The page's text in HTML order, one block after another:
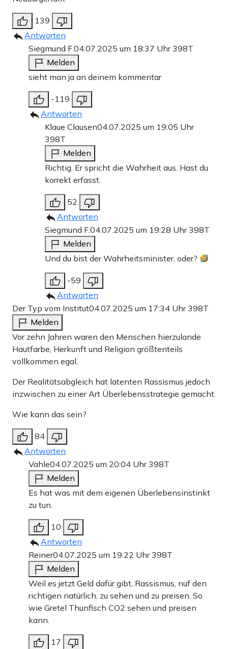
139
Antworten
Siegmund F.04.07.2025 um 18:37 Uhr398T
Melden
sieht man ja an deinem kommentar
-119
Antworten
Klaue Clausen04.07.2025 um 19:05 Uhr
398T
Melden
Richtig. Er spricht die Wahrheit aus. Hast du
korrekt erfasst.
52
Antworten
Siegmund F.04.07.2025 um 19:28 Uhr398T
Melden
Und du bist der Wahrheitsminister, oder?
-59
Antworten
Der Typ vom Institut04.07.2025 um 17:34 Uhr398T
Melden
Vor zehn Jahren waren den Menschen hierzulande
Hautfarbe, Herkunft und Religion größtenteils
vollkommen egal.
Der Realitätsabgleich hat latenten Rassismus jedoch
inzwischen zu einer Art Überlebensstrategie gemacht.
Wie kann das sein?
84
Antworten
Vahle04.07.2025 um 20:04 Uhr398T
Melden
Es hat was mit dem eigenen Überlebensinstinkt
zu tun.
10
Antworten
Reiner04.07.2025 um 19:22 Uhr398T
Melden
Weil es jetzt Geld dafür gibt, Rassismus, nuf den
richtigen natürlich, zu sehen und zu preisen. So
wie Gretel Thunfisch CO2 sehen und preisen
kann.
17